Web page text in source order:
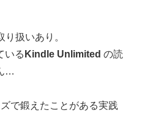
扱いあり。
いる Kindle Unlimited の読
…
で鍛えたことがある実践